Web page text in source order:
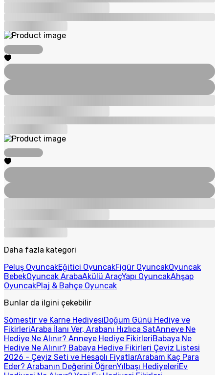
Daha fazla kategori
Peluş OyuncakEğitici OyuncakFigür OyuncakOyuncak
BebekOyuncak ArabaAkülü AraçYapı OyuncakAhşap
OyuncakPlaj & Bahçe Oyuncak
Bunlar da ilgini çekebilir
Sömestir ve Karne HediyesiDoğum Günü Hediye ve
FikirleriAraba İlanı Ver, Arabanı Hızlıca SatAnneye Ne
Hediye Ne Alınır? Anneye Hediye FikirleriBabaya Ne
Hediye Ne Alınır? Babaya Hediye Fikirleri Çeyiz Listesi
2026 - Çeyiz Seti ve Hesaplı FiyatlarArabam Kaç Para
Eder? Arabanın Değerini ÖğrenYılbaşı HediyeleriEv